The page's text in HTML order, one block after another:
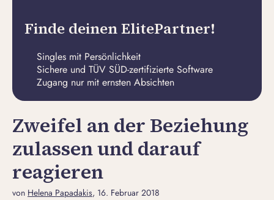
Adresse
erstellen
Finde deinen ElitePartner!
Singles mit Persönlichkeit
Sichere und TÜV SÜD-zertifizierte Software
Zugang nur mit ernsten Absichten
Zweifel an der Beziehung
zulassen und darauf
reagieren
von Helena Papadakis, 16. Februar 2018